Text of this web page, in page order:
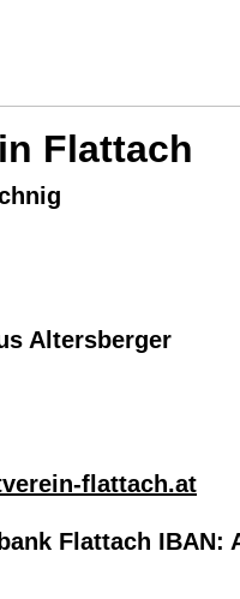
Flattach
Altersberger
flattach.at
Flattach IBAN: